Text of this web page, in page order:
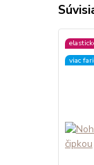
viac